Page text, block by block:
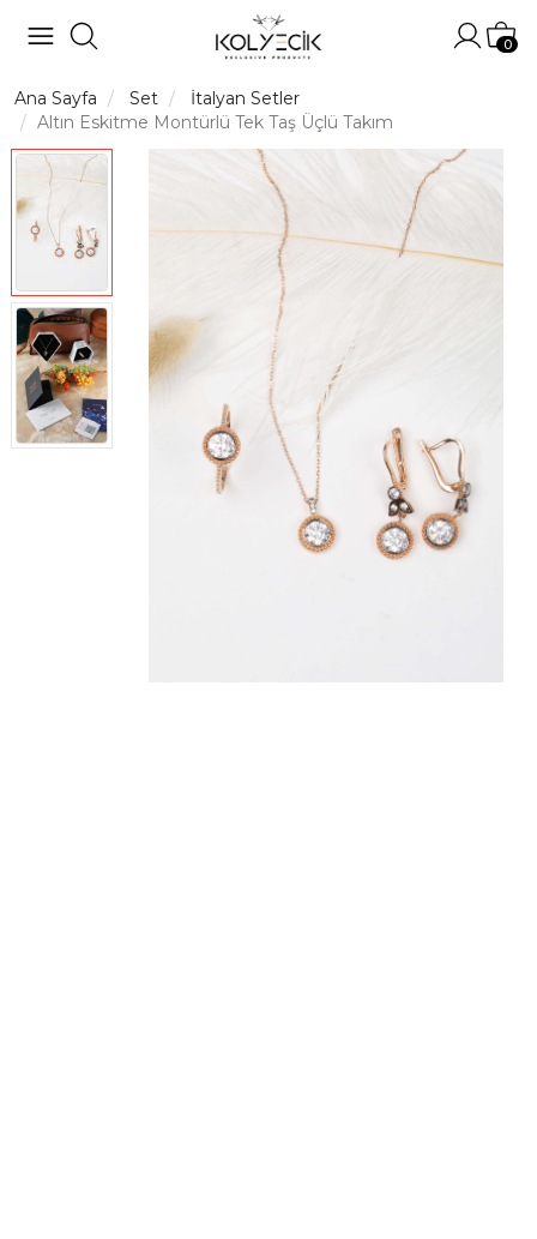
0
Ana Sayfa Set
İtalyan Setler
Altın Eskitme Montürlü Tek Taş Üçlü Takım